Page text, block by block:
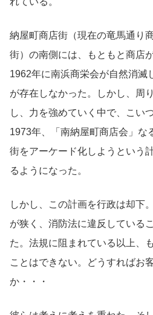
納屋町商店街（現在の竜馬通り
街）の南側には、もともと商店
1962年に南浜商栄会が自然消滅
が存在しなかった。しかし、周
し、力を強めていく中で、こい
1973年、「南納屋町商店会」な
街をアーケード化しようという
るようになった。
しかし、この計画を行政は却下
が狭く、消防法に違反している
た。法規に阻まれている以上、
ことはできない。どうすればお
か・・・